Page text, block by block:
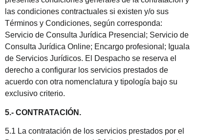
las condiciones contractuales si existen y/o sus
Términos y Condiciones, según corresponda:
Servicio de Consulta Jurídica Presencial; Servicio de
Consulta Jurídica Online; Encargo profesional; Iguala
de Servicios Jurídicos. El Despacho se reserva el
derecho a configurar los servicios prestados de
acuerdo con otra nomenclatura y tipología bajo su
exclusivo criterio.
5.- CONTRATACIÓN.
5.1 La contratación de los servicios prestados por el